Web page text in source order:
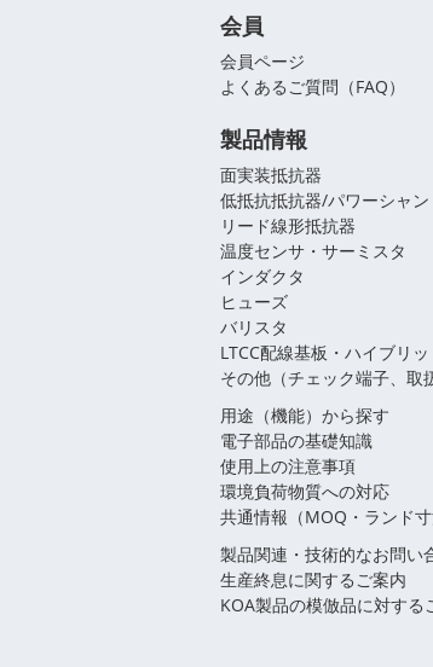
会員
会員ページ
よくあるご質問（FAQ）
製品情報
面実装抵抗器
低抵抗抵抗器/パワーシャン
リード線形抵抗器
温度センサ・サーミスタ
インダクタ
ヒューズ
バリスタ
LTCC配線基板・ハイブリ
その他（チェック端子、取
用途（機能）から探す
電子部品の基礎知識
使用上の注意事項
環境負荷物質への対応
共通情報（MOQ・ランド寸
製品関連・技術的なお問い
生産終息に関するご案内
KOA製品の模倣品に対する